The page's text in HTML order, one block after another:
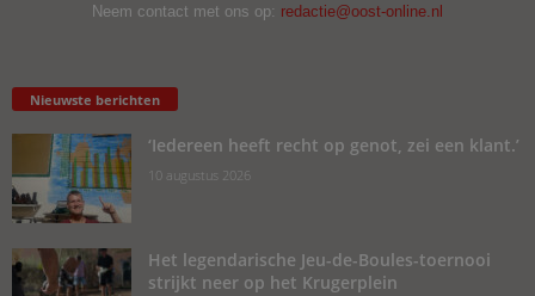
Neem contact met ons op: redactie@oost-online.nl
Nieuwste berichten
‘Iedereen heeft recht op genot, zei een klant.’
10 augustus 2026
Het legendarische Jeu-de-Boules-toernooi
strijkt neer op het Krugerplein